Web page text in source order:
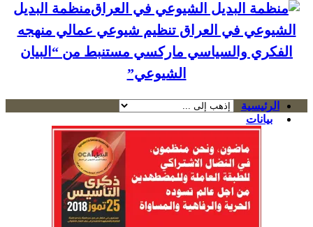
منظمة البديل
الشيوعي في العراق تنظيم شيوعي عمالي منهجه
الفكري والسياسي ماركسي مستنبط من “البيان
الشيوعي”
الرئيسية
بيانات